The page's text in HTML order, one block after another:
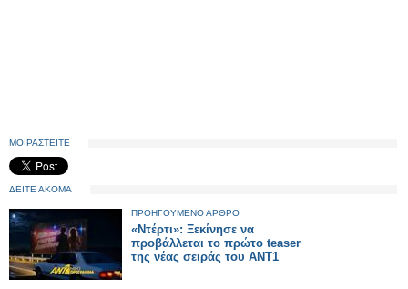
ΜΟΙΡΑΣΤΕΙΤΕ
ΔΕΙΤΕ ΑΚΟΜΑ
ΠΡΟΗΓΟΥΜΕΝΟ ΑΡΘΡΟ
«Ντέρτι»: Ξεκίνησε να
προβάλλεται το πρώτο teaser
της νέας σειράς του ΑΝΤ1